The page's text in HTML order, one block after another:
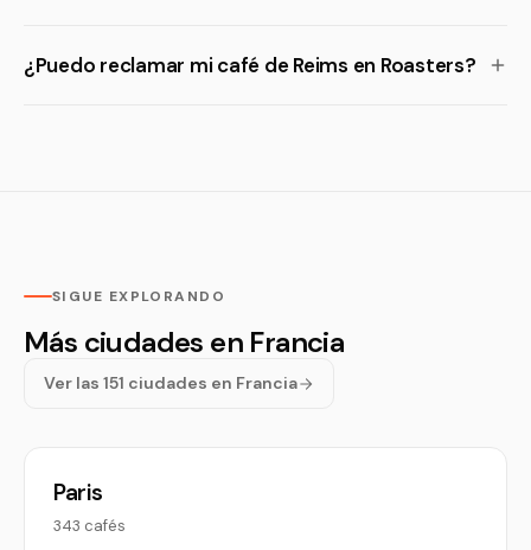
¿Puedo reclamar mi café de Reims en Roasters?
SIGUE EXPLORANDO
Más ciudades en Francia
Ver las 151 ciudades en Francia
Paris
343 cafés